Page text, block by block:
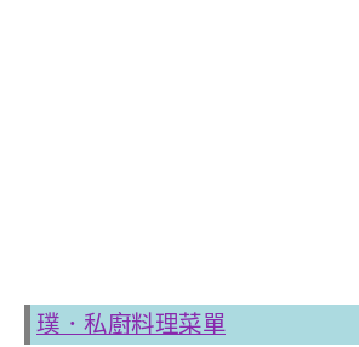
璞．私廚料理菜單